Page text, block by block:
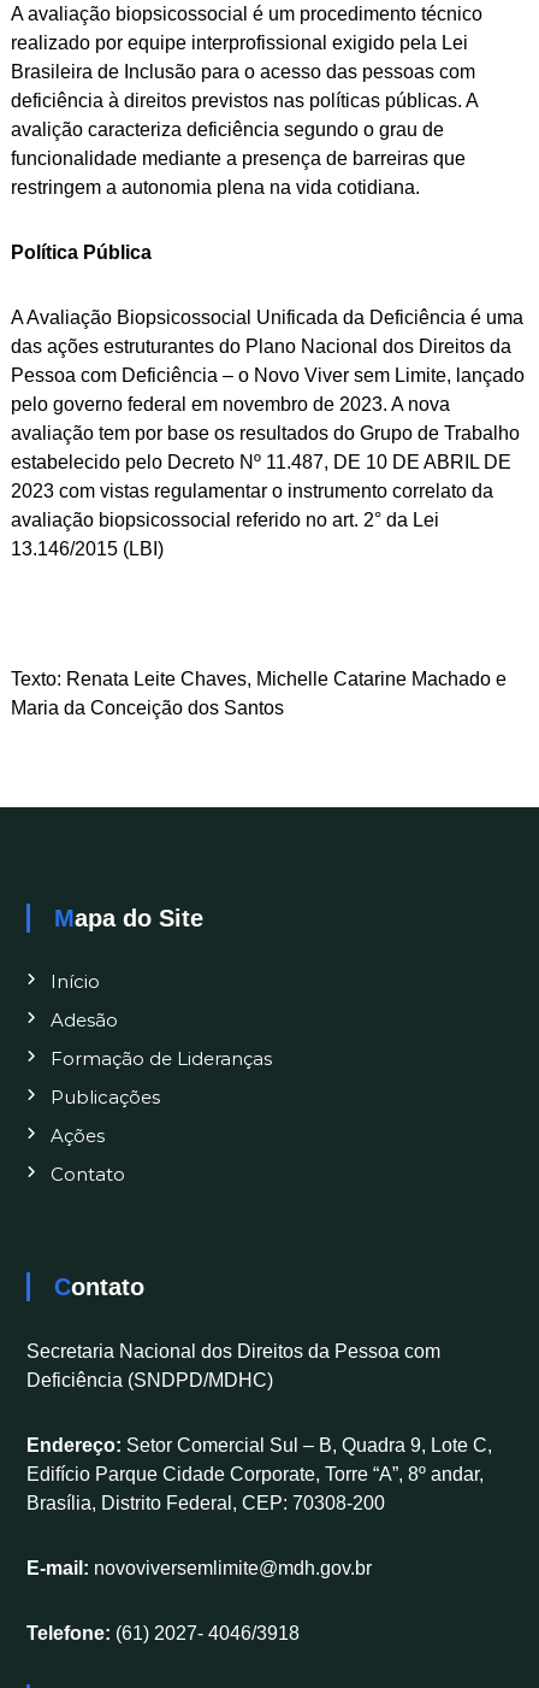
A avaliação biopsicossocial é um procedimento técnico
realizado por equipe interprofissional exigido pela Lei
Brasileira de Inclusão para o acesso das pessoas com
deficiência à direitos previstos nas políticas públicas. A
avalição caracteriza deficiência segundo o grau de
funcionalidade mediante a presença de barreiras que
restringem a autonomia plena na vida cotidiana.
Política Pública
A Avaliação Biopsicossocial Unificada da Deficiência é uma
das ações estruturantes do Plano Nacional dos Direitos da
Pessoa com Deficiência – o Novo Viver sem Limite, lançado
pelo governo federal em novembro de 2023. A nova
avaliação tem por base os resultados do Grupo de Trabalho
estabelecido pelo Decreto Nº 11.487, DE 10 DE ABRIL DE
2023 com vistas regulamentar o instrumento correlato da
avaliação biopsicossocial referido no art. 2° da Lei
13.146/2015 (LBI)
Texto: Renata Leite Chaves, Michelle Catarine Machado e
Maria da Conceição dos Santos
Mapa do Site
Início
Adesão
Formação de Lideranças
Publicações
Ações
Contato
Contato
Secretaria Nacional dos Direitos da Pessoa com
Deficiência (SNDPD/MDHC)
Endereço: Setor Comercial Sul – B, Quadra 9, Lote C,
Edifício Parque Cidade Corporate, Torre “A”, 8º andar,
Brasília, Distrito Federal, CEP: 70308-200
E-mail: novoviversemlimite@mdh.gov.br
Telefone: (61) 2027- 4046/3918